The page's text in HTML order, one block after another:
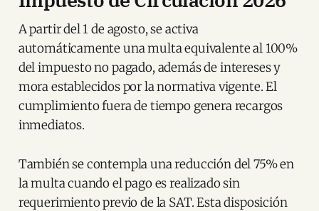
A partir del 1 de agosto, se activa
automáticamente una multa equivalente al 100%
del impuesto no pagado, además de intereses y
mora establecidos por la normativa vigente. El
cumplimiento fuera de tiempo genera recargos
inmediatos.
También se contempla una reducción del 75% en
la multa cuando el pago es realizado sin
requerimiento previo de la SAT. Esta disposición